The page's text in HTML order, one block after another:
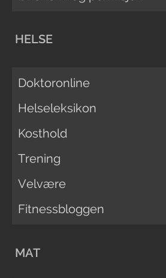
HELSE
Doktoronline
Helseleksikon
Kosthold
Trening
Velvære
Fitnessbloggen
MAT